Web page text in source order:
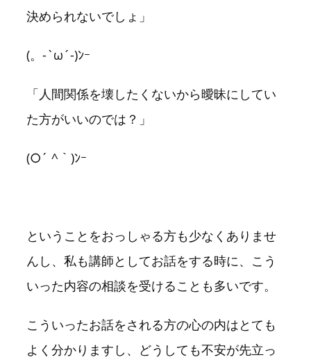
決められないでしょ」
(。-`ω´-)ﾝｰ
「人間関係を壊したくないから曖昧にしてい
た方がいいのでは？」
(○´ ^｀)ﾝｰ
ということをおっしゃる方も少なくありませ
んし、私も講師としてお話をする時に、こう
いった内容の相談を受けることも多いです。
こういったお話をされる方の心の内はとても
よく分かりますし、どうしても不安が先立っ